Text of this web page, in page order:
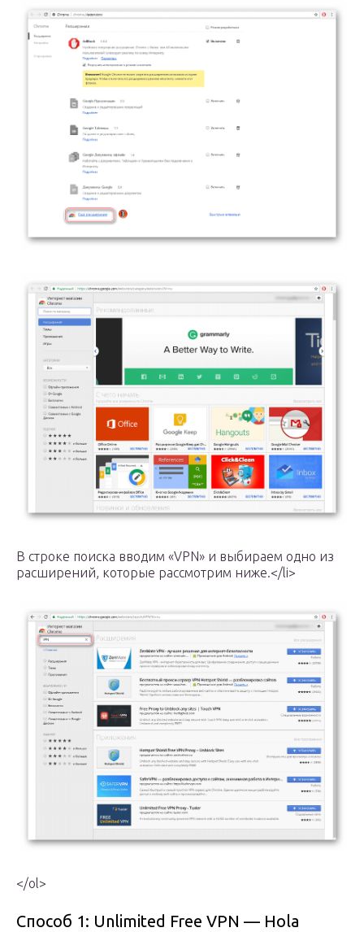
В строке поиска вводим «VPN» и выбираем одно из
расширений, которые рассмотрим ниже.</li>
</ol>
Способ 1: Unlimited Free VPN — Hola